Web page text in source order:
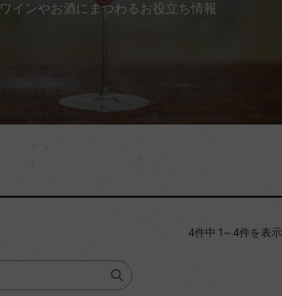
ワインやお酒にまつわるお役立ち情報
4件中 1～4件を表示